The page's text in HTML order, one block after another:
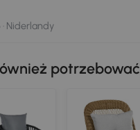
Niderlandy
również potrzebować